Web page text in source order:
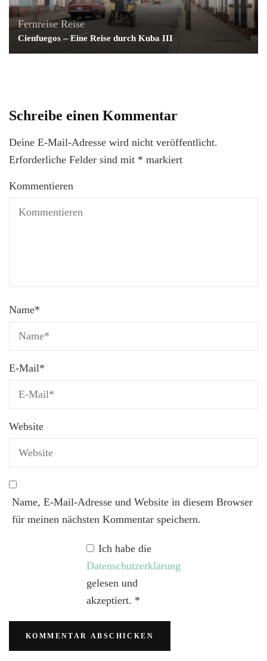
Fernreise Reise
Cienfuegos – Eine Reise durch Kuba III
Schreibe einen Kommentar
Deine E-Mail-Adresse wird nicht veröffentlicht.
Erforderliche Felder sind mit * markiert
Kommentieren
Name*
E-Mail*
Website
Name, E-Mail-Adresse und Website in diesem Browser
für meinen nächsten Kommentar speichern.
Ich habe die
Datenschutzerklärung
gelesen und
akzeptiert. *